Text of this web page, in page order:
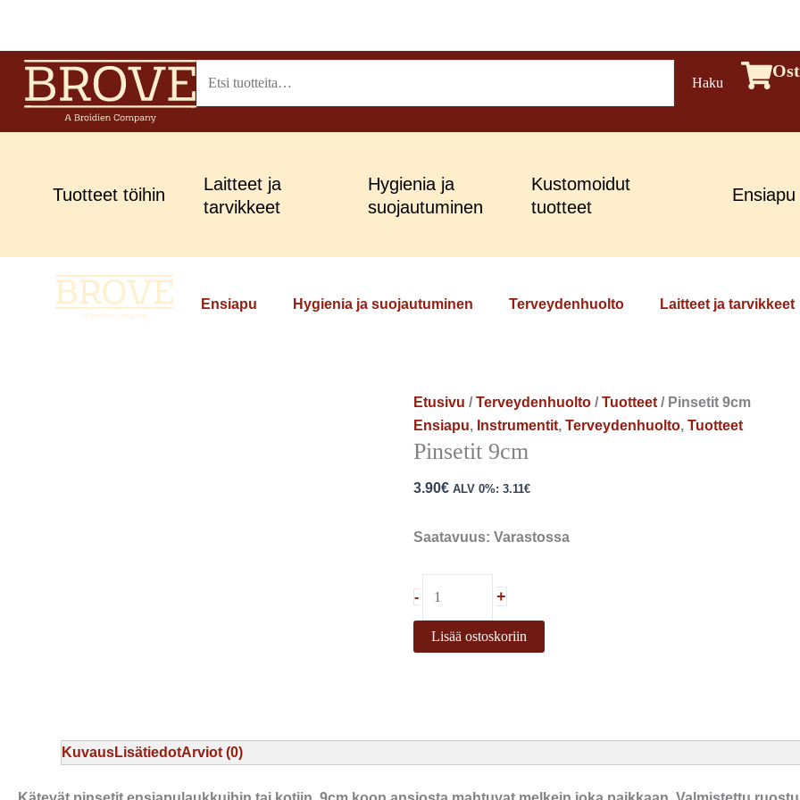
Haku
Tuotteet töihin
Laitteet ja
tarvikkeet
Hygienia ja
suojautuminen
Kustomoidut
tuotteet
Ensiapu
Ensiapu Hygienia ja suojautuminen Terveydenhuolto Laitteet ja tarvikkeet
Etusivu /Terveydenhuolto /Tuotteet / Pinsetit 9cm
Ensiapu, Instrumentit,Terveydenhuolto,Tuotteet
Pinsetit 9cm
3.90€ ALV 0%:3.11€
Saatavuus: Varastossa
-
Pinsetit
määrä
+
Lisää ostoskoriin
KuvausLisätiedotArviot (0)